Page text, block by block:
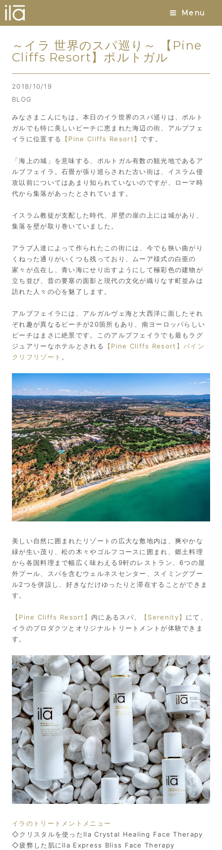
Menu
～イラ 世界のスパ巡り～ 【Pine
Cliffs Resort】ポルトガル
2018/10/19
BLOG
みなさまこんにちは。本日のイラ世界のスパ巡りは、ポルト
ガルでも特に美しいビーチに恵まれた海辺の街、アルブフェ
イラに位置する
【Pine Cliffs Resort】です。
「海上の城」を意味する、ポルトガル有数の観光地であるア
ルブフェイラ。石畳が張り巡らされた古い街は、イスラム侵
攻以前についてはあまり知られていないのですが、ローマ時
代から集落があったとされています。
イスラム教徒が支配した時代、岸壁の崖の上には城があり、
集落を壁が取り巻いていました。
アラブ人達によって作られたこの街には、今でも狭い曲がり
くねった通りがいくつも残っており、ムーア様式の白亜の
家々が点在し、青い海にせり出すようにして極彩色の建物が
立ち並び、昔の要塞の面影と現代の文化が織りなす町並みは
訪れた人々の心を魅了します。
アルブフェイラには、アルガルヴェ海と大西洋に面したそれ
ぞれ趣が異なるビーチが20箇所もあり、南ヨーロッパらしい
ビーチはまさに絶景です。このアルブフェイラでも最もラグ
ジュアリーなホテルとされる
【Pine Cliffs Resort】パイン
クリフリゾート 。
美しい自然に囲まれたリゾートの広大な敷地内は、爽やかな
緑が生い茂り、松の木々やゴルフコースに囲まれ、郷土料理
から各国料理まで幅広く味わえる9軒のレストラン、6つの屋
外プール、スパを含むウェルネスセンター、スイミングプー
ル2つを併設し、好きなだけゆったりと滞在することができま
す。
【Pine Cliffs Resort】 内にあるスパ、 【Serenity】 にて、
イラのプロダクツとオリジナルトリートメントが体験できま
す。
イラのトリートメントメニュー
◇クリスタルを使ったIla Crystal Healing Face Therapy
◇疲弊した肌にIla Express Bliss Face Therapy